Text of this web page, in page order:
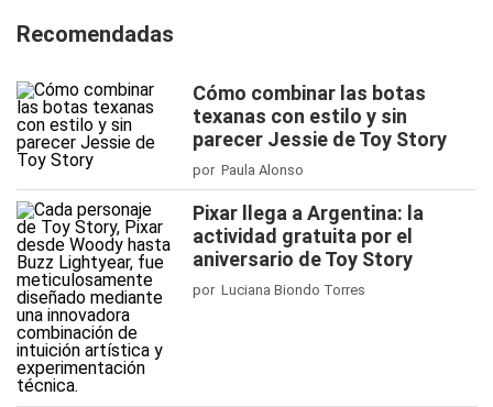
Recomendadas
Cómo combinar las botas
texanas con estilo y sin
parecer Jessie de Toy Story
por Paula Alonso
Pixar llega a Argentina: la
actividad gratuita por el
aniversario de Toy Story
por Luciana Biondo Torres